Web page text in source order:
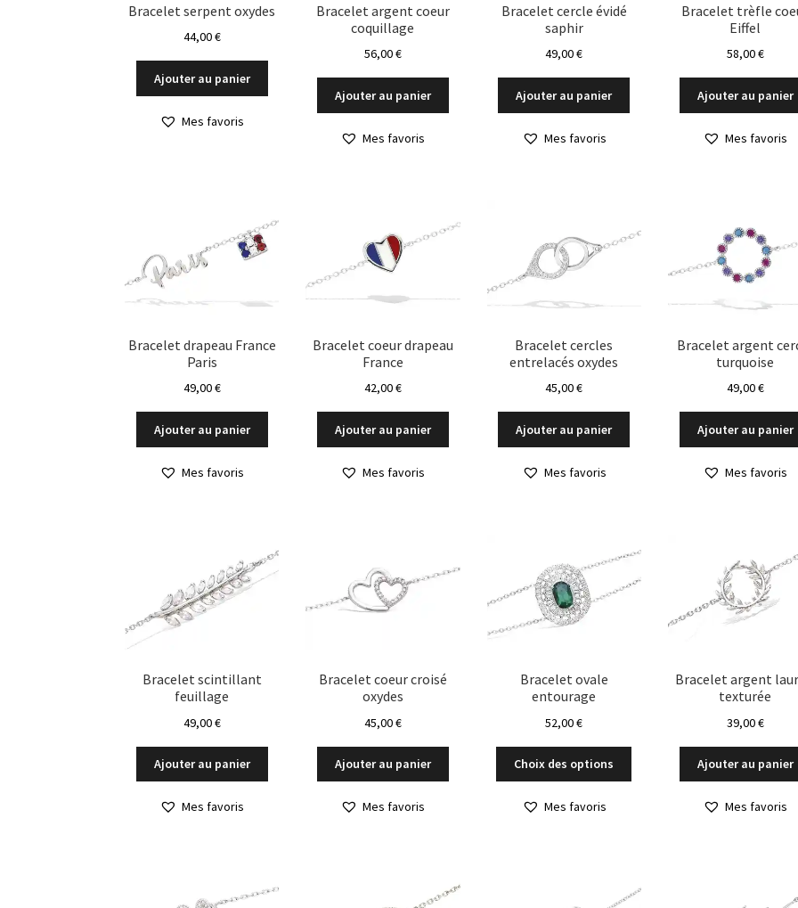
Bracelet serpent oxydes
44,00€
Ajouter au panier
Mes favoris
Bracelet argent coeur
coquillage
56,00€
Ajouter au panier
Mes favoris
Bracelet cercle évidé
saphir
49,00€
Ajouter au panier
Mes favoris
Bracelet trèfle
Eiffel
58,00€
Ajouter au panier
Mes favoris
Bracelet drapeau France
Paris
49,00€
Ajouter au panier
Mes favoris
Bracelet coeur drapeau
France
42,00€
Ajouter au panier
Mes favoris
Bracelet cercles
entrelacés oxydes
45,00€
Ajouter au panier
Mes favoris
Bracelet argent
turquoise
49,00€
Ajouter au panier
Mes favoris
Bracelet scintillant
feuillage
49,00€
Ajouter au panier
Mes favoris
Bracelet coeur croisé
oxydes
45,00€
Ajouter au panier
Mes favoris
Bracelet ovale
entourage
52,00€
Choix des options
peuvent
Mes favoris
Bracelet argent
texturée
39,00€
Ajouter au panier
Mes favoris